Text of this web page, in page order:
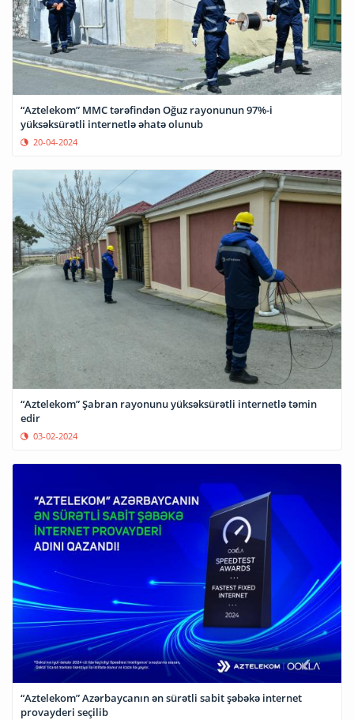
“Aztelekom” MMC tərəfindən Oğuz rayonunun 97%-i
yüksəksürətli internetlə əhatə olunub
20-04-2024
“Aztelekom” Şabran rayonunu yüksəksürətli internetlə təmin
edir
03-02-2024
“Aztelekom” Azərbaycanın ən sürətli sabit şəbəkə internet
provayderi seçilib